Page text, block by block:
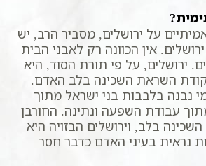
על ירושלים, מסביר הרב, יש
אין הכוונה רק לאבני הבית
ירושלים, על פי תורת הסוד, היא
השראת השכינה בלב האדם.
נבנה בלבבות בני ישראל מתוך
עבודת השפעה ונתינה. החורבן
בלב, וירושלים הבזויה היא
נראית בעיני האדם כדבר חסר